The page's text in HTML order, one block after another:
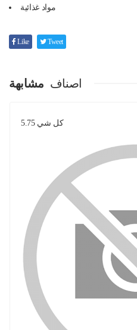
مواد غذائية
Like Tweet
اصناف مشابهة
كل شي 5.75